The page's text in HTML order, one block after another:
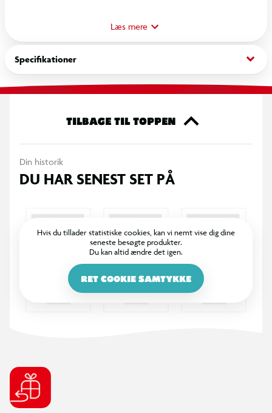
mochi-inspireret ansigt og vender langsomt tilbage til sin
oprindelige form, når du klemmer og trykker på den. Uanset
om du er fan af fidget-legetøj eller elsker søde samleobjekter,
er denne squishy et must-have. Velegnet til alle aldre og ideel
som skrivebordslegetøj, gave eller sensorisk legetøj. Giv den
Læs mere
Specifikationer keyboard_arrow_down
TILBAGE TIL TOPPEN
Din historik
DU HAR SENEST SET PÅ
Hvis du tillader statistiske cookies, kan vi nemt vise dig dine
seneste besøgte produkter.
Du kan altid ændre det igen.
RET COOKIE SAMTYKKE